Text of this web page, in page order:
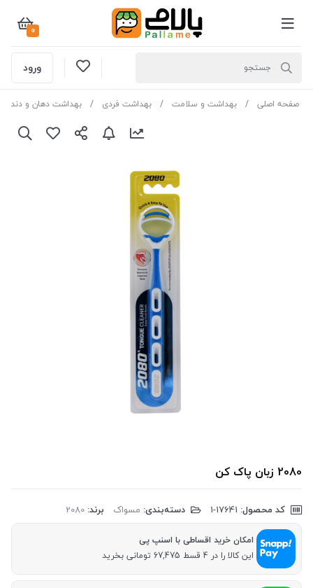
0
ورود
صفحه اصلی بهداشت و سلامت بهداشت فردی بهداشت دهان و دندان
2080 زبان پاک کن
کد محصول: دسته‌بندی: مسواک برند: 2080
امکان خرید اقساطی با اسنپ پی
این کالا را در 4 قسط 67,475 تومانی بخرید